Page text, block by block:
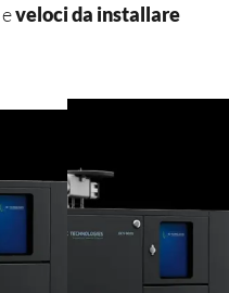
eveloci da installare